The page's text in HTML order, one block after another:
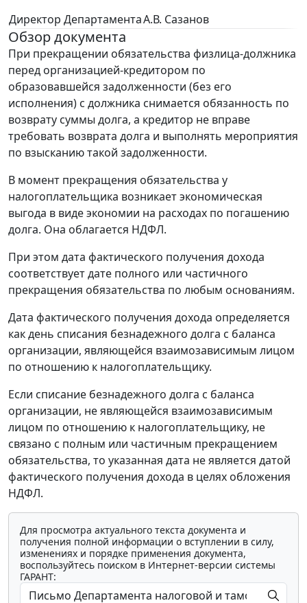
Директор ДепартаментаА.В. Сазанов
Обзор документа
При прекращении обязательства физлица-должника
перед организацией-кредитором по
образовавшейся задолженности (без его
исполнения) с должника снимается обязанность по
возврату суммы долга, а кредитор не вправе
требовать возврата долга и выполнять мероприятия
по взысканию такой задолженности.
В момент прекращения обязательства у
налогоплательщика возникает экономическая
выгода в виде экономии на расходах по погашению
долга. Она облагается НДФЛ.
При этом дата фактического получения дохода
соответствует дате полного или частичного
прекращения обязательства по любым основаниям.
Дата фактического получения дохода определяется
как день списания безнадежного долга с баланса
организации, являющейся взаимозависимым лицом
по отношению к налогоплательщику.
Если списание безнадежного долга с баланса
организации, не являющейся взаимозависимым
лицом по отношению к налогоплательщику, не
связано с полным или частичным прекращением
обязательства, то указанная дата не является датой
фактического получения дохода в целях обложения
НДФЛ.
Для просмотра актуального текста документа и
получения полной информации о вступлении в силу,
изменениях и порядке применения документа,
воспользуйтесь поиском в Интернет-версии системы
ГАРАНТ: